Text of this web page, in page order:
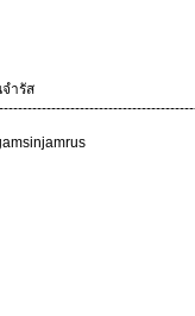
ำรัส